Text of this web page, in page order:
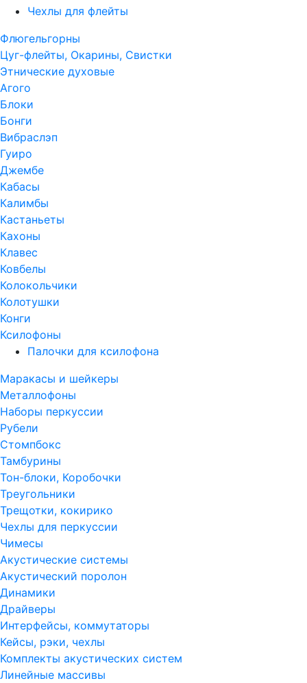
Чехлы для флейты
Флюгельгорны
Цуг-флейты, Окарины, Свистки
Этнические духовые
Агого
Блоки
Бонги
Вибраслэп
Гуиро
Джембе
Кабасы
Калимбы
Кастаньеты
Кахоны
Клавес
Ковбелы
Колокольчики
Колотушки
Конги
Ксилофоны
Палочки для ксилофона
Маракасы и шейкеры
Металлофоны
Наборы перкуссии
Рубели
Стомпбокс
Тамбурины
Тон-блоки, Коробочки
Треугольники
Трещотки, кокирико
Чехлы для перкуссии
Чимесы
Акустические системы
Акустический поролон
Динамики
Драйверы
Интерфейсы, коммутаторы
Кейсы, рэки, чехлы
Комплекты акустических систем
Линейные массивы